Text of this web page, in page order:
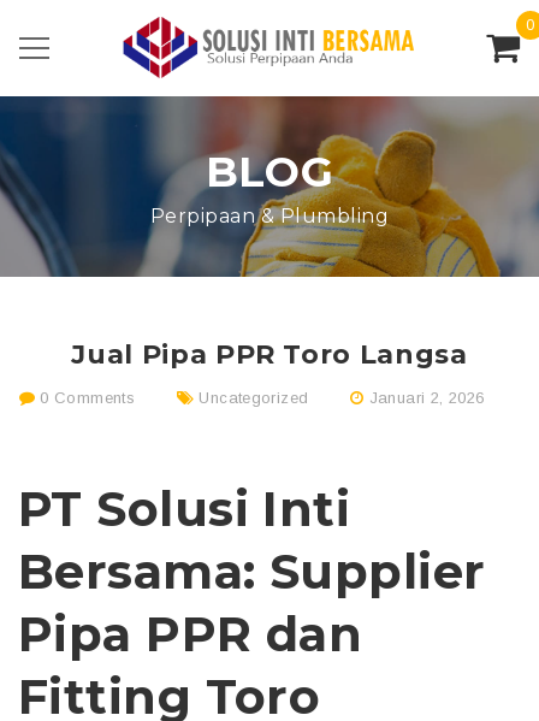
0
BLOG
Perpipaan & Plumbling
Jual Pipa PPR Toro Langsa
0 Comments Uncategorized Januari 2, 2026
PT Solusi Inti
Bersama: Supplier
Pipa PPR dan
Fitting Toro